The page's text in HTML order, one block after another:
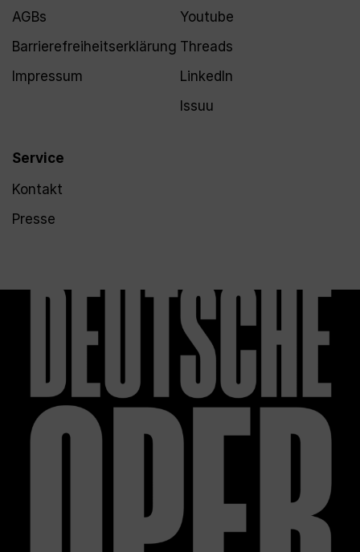
AGBs
Barrierefreiheitserklärung
Impressum
Service
Kontakt
Presse
Youtube
Threads
LinkedIn
Issuu